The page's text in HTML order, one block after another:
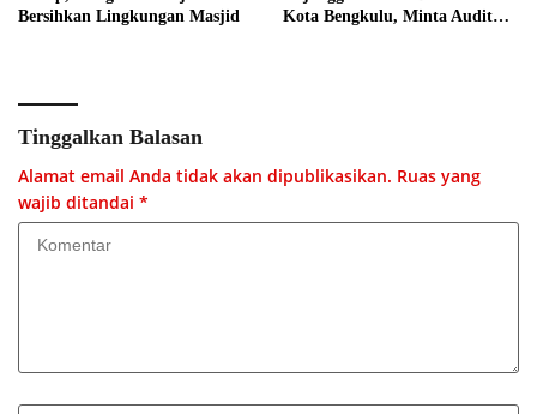
Bersihkan Lingkungan Masjid
Kota Bengkulu, Minta Audit
Tinggalkan Balasan
Alamat email Anda tidak akan dipublikasikan. Ruas yang
wajib ditandai *